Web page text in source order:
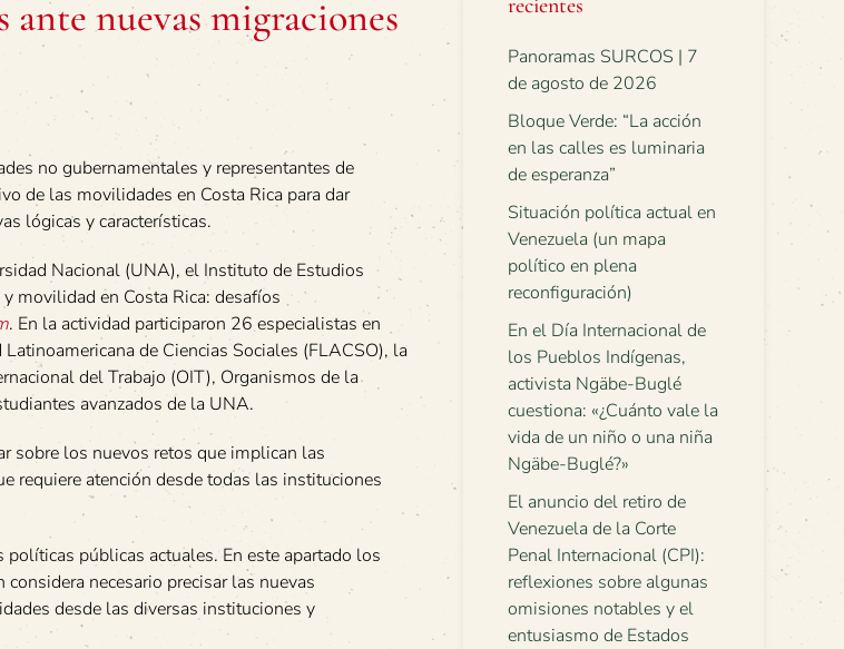
nuevas migraciones
no gubernamentales y representantes de
de las movilidades en Costa Rica para dar
lógicas y características.
Nacional (UNA), el Instituto de Estudios
movilidad en Costa Rica: desafíos
. En la actividad participaron 26 especialistas en
de Ciencias Sociales (FLACSO), la
del Trabajo (OIT), Organismos de la
avanzados de la UNA.
sobre los nuevos retos que implican las
requiere atención desde todas las instituciones
públicas actuales. En este apartado los
necesario precisar las nuevas
desde las diversas instituciones y
recientes
Panoramas SURCOS | 7
de agosto de 2026
Bloque Verde: “La acción
en las calles es luminaria
de esperanza”
Situación política actual en
Venezuela (un mapa
político en plena
reconfiguración)
En el Día Internacional de
los Pueblos Indígenas,
activista Ngäbe-Buglé
cuestiona: «¿Cuánto vale la
vida de un niño o una niña
Ngäbe-Buglé?»
El anuncio del retiro de
Venezuela de la Corte
Penal Internacional (CPI):
reflexiones sobre algunas
omisiones notables y el
entusiasmo de Estados